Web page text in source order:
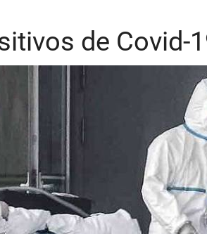
de Covid-